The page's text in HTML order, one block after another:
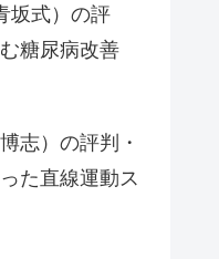
坂式）の評
糖尿病改善
志）の評判・
た直線運動ス